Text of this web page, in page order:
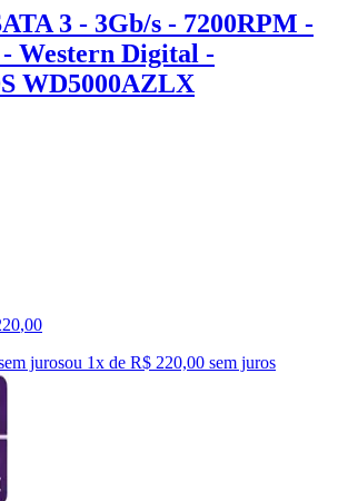
3 - 3Gb/s - 7200RPM -
Western Digital -
WD5000AZLX
,00
jurosou 1x de R$ 220,00 sem juros